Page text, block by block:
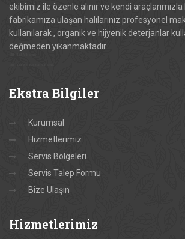
ekibimiz ile özenle alınır ve kendi araçlarımızla
fabrikamıza ulaşan halılarınız profesyonel
kullanılarak , organik ve hijyenik deterjanlar
değmeden yıkanmaktadır.
Ekstra Bilgiler
Kurumsal
Hizmetlerimiz
Servis Bölgeleri
Servis Talep Formu
Bize Ulaşın
Hizmetlerimiz